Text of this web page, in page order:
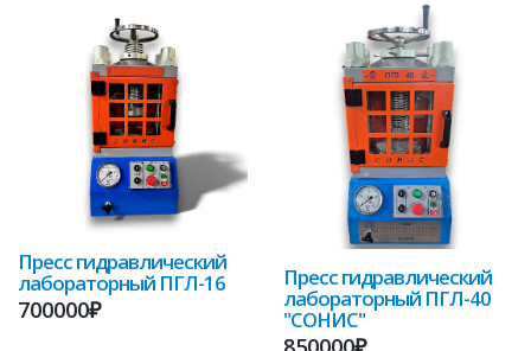
Пресс гидравлический
лабораторный ПГЛ-16
700000₽
Пресс гидравлический
лабораторный ПГЛ-40
"СОНИС"